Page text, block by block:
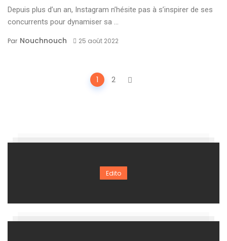
Depuis plus d’un an, Instagram n’hésite pas à s’inspirer de ses
concurrents pour dynamiser sa ...
Par Nouchnouch 25 août 2022
1 2
Edito